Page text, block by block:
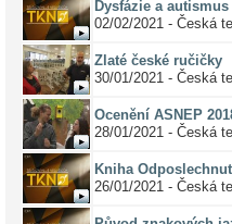
Dysfázie a autismus
02/02/2021 - Česká
Zlaté české ručičky
30/01/2021 - Česká
Ocenění ASNEP
28/01/2021 - Česká
Kniha
26/01/2021 - Česká